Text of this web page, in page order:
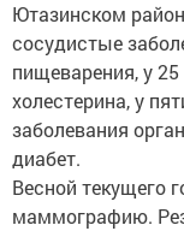
Ютазинском
сосудистые
пищеварения, у
холестерина, у
заболевания
диабет.
Весной текущего
маммографию.